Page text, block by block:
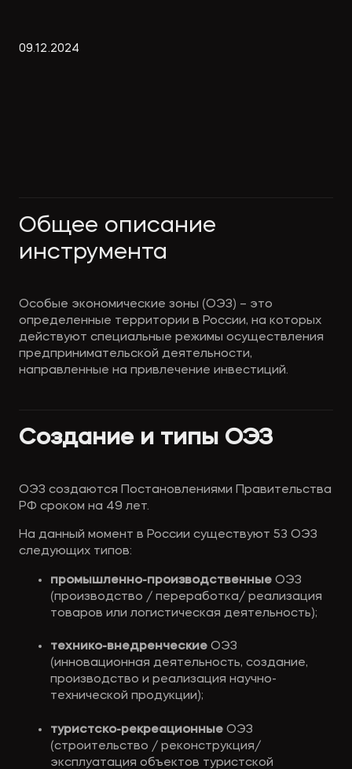
09.12.2024
Общее описание
инструмента
Особые экономические зоны (ОЭЗ) – это
определенные территории в России, на которых
действуют специальные режимы осуществления
предпринимательской деятельности,
направленные на привлечение инвестиций.
Создание и типы ОЭЗ
ОЭЗ создаются Постановлениями Правительства
РФ сроком на 49 лет.
На данный момент в России существуют 53 ОЭЗ
следующих типов:
промышленно-производственные ОЭЗ
(производство / переработка/ реализация
товаров или логистическая деятельность);
технико-внедренческие ОЭЗ
(инновационная деятельность, создание,
производство и реализация научно-
технической продукции);
туристско-рекреационные ОЭЗ
(строительство / реконструкция/
эксплуатация объектов туристской